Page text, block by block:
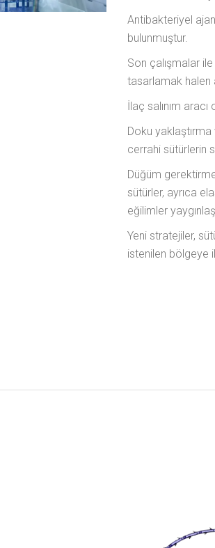
Antibakteriyel
bulunmuştur.
Son çalışmalar
tasarlamak halen
İlaç salınım
Doku yaklaştırma
cerrahi sütürlerin
Düğüm
sütürler, ayrıca
eğilimler
Yeni stratejiler,
istenilen bölgeye